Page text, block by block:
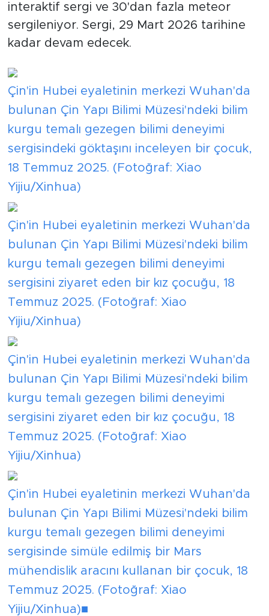
interaktif sergi ve 30'dan fazla meteor
sergileniyor. Sergi, 29 Mart 2026 tarihine
kadar devam edecek.
Çin'in Hubei eyaletinin merkezi Wuhan'da
bulunan Çin Yapı Bilimi Müzesi'ndeki bilim
kurgu temalı gezegen bilimi deneyimi
sergisindeki göktaşını inceleyen bir çocuk,
18 Temmuz 2025. (Fotoğraf: Xiao
Yijiu/Xinhua)
Çin'in Hubei eyaletinin merkezi Wuhan'da
bulunan Çin Yapı Bilimi Müzesi'ndeki bilim
kurgu temalı gezegen bilimi deneyimi
sergisini ziyaret eden bir kız çocuğu, 18
Temmuz 2025. (Fotoğraf: Xiao
Yijiu/Xinhua)
Çin'in Hubei eyaletinin merkezi Wuhan'da
bulunan Çin Yapı Bilimi Müzesi'ndeki bilim
kurgu temalı gezegen bilimi deneyimi
sergisini ziyaret eden bir kız çocuğu, 18
Temmuz 2025. (Fotoğraf: Xiao
Yijiu/Xinhua)
Çin'in Hubei eyaletinin merkezi Wuhan'da
bulunan Çin Yapı Bilimi Müzesi'ndeki bilim
kurgu temalı gezegen bilimi deneyimi
sergisinde simüle edilmiş bir Mars
mühendislik aracını kullanan bir çocuk, 18
Temmuz 2025. (Fotoğraf: Xiao
Yijiu/Xinhua)■